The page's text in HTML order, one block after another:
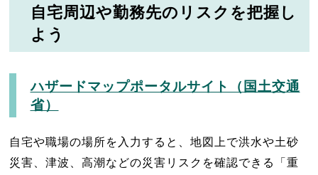
自宅周辺や勤務先のリスクを把握し
よう
ハザードマップポータルサイト（国土交通
省）
自宅や職場の場所を入力すると、地図上で洪水や土砂
災害、津波、高潮などの災害リスクを確認できる「重